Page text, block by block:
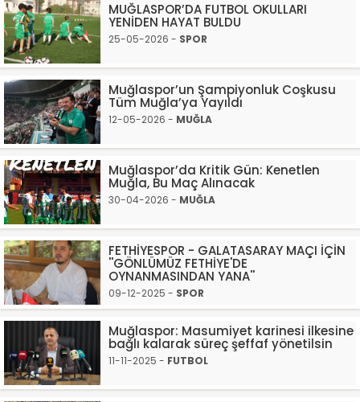
MUĞLASPOR’DA FUTBOL OKULLARI
YENİDEN HAYAT BULDU
25-05-2026 - SPOR
Muğlaspor’un Şampiyonluk Coşkusu
Tüm Muğla’ya Yayıldı
12-05-2026 - MUĞLA
Muğlaspor’da Kritik Gün: Kenetlen
Muğla, Bu Maç Alınacak
30-04-2026 - MUĞLA
FETHİYESPOR - GALATASARAY MAÇI İÇİN
''GÖNLÜMÜZ FETHİYE'DE
OYNANMASINDAN YANA''
09-12-2025 - SPOR
Muğlaspor: Masumiyet karinesi ilkesine
bağlı kalarak süreç şeffaf yönetilsin
11-11-2025 - FUTBOL